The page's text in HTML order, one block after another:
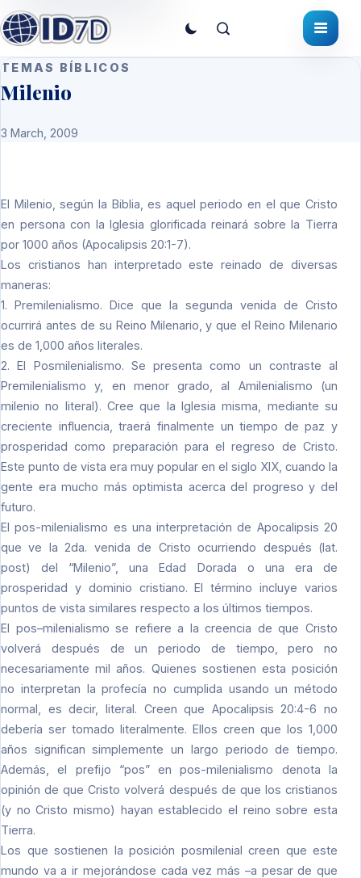
TEMAS BÍBLICOS
Milenio
3 March, 2009
El Milenio, según la Biblia, es aquel periodo en el que Cristo
en persona con la Iglesia glorificada reinará sobre la Tierra
por 1000 años (Apocalipsis 20:1-7).
Los cristianos han interpretado este reinado de diversas
maneras:
1. Premilenialismo. Dice que la segunda venida de Cristo
ocurrirá antes de su Reino Milenario, y que el Reino Milenario
es de 1,000 años literales.
2. El Posmilenialismo. Se presenta como un contraste al
Premilenialismo y, en menor grado, al Amilenialismo (un
milenio no literal). Cree que la Iglesia misma, mediante su
creciente influencia, traerá finalmente un tiempo de paz y
prosperidad como preparación para el regreso de Cristo.
Este punto de vista era muy popular en el siglo XIX, cuando la
gente era mucho más optimista acerca del progreso y del
futuro.
El pos-milenialismo es una interpretación de Apocalipsis 20
que ve la 2da. venida de Cristo ocurriendo después (lat.
post) del “Milenio”, una Edad Dorada o una era de
prosperidad y dominio cristiano. El término incluye varios
puntos de vista similares respecto a los últimos tiempos.
El pos–milenialismo se refiere a la creencia de que Cristo
volverá después de un periodo de tiempo, pero no
necesariamente mil años. Quienes sostienen esta posición
no interpretan la profecía no cumplida usando un método
normal, es decir, literal. Creen que Apocalipsis 20:4-6 no
debería ser tomado literalmente. Ellos creen que los 1,000
años significan simplemente un largo periodo de tiempo.
Además, el prefijo “pos” en pos-milenialismo denota la
opinión de que Cristo volverá después de que los cristianos
(y no Cristo mismo) hayan establecido el reino sobre esta
Tierra.
Los que sostienen la posición posmilenial creen que este
mundo va a ir mejorándose cada vez más –a pesar de que